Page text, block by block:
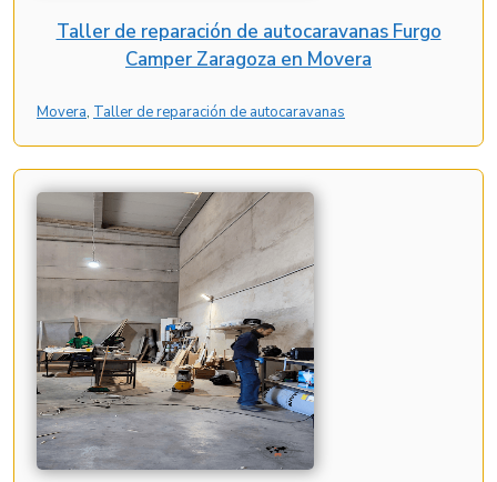
Taller de reparación de autocaravanas Furgo
Camper Zaragoza en Movera
Movera, Taller de reparación de autocaravanas